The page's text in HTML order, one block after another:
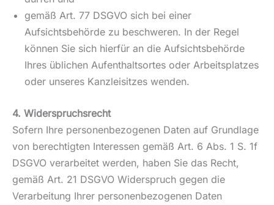
gemäß Art. 77 DSGVO sich bei einer
Aufsichtsbehörde zu beschweren. In der Regel
können Sie sich hierfür an die Aufsichtsbehörde
Ihres üblichen Aufenthaltsortes oder Arbeitsplatzes
oder unseres Kanzleisitzes wenden.
4. Widerspruchsrecht
Sofern Ihre personenbezogenen Daten auf Grundlage
von berechtigten Interessen gemäß Art. 6 Abs. 1 S. 1f
DSGVO verarbeitet werden, haben Sie das Recht,
gemäß Art. 21 DSGVO Widerspruch gegen die
Verarbeitung Ihrer personenbezogenen Daten